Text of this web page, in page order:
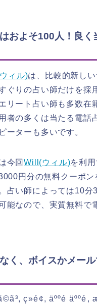
およそ100人！良く
ウィル)は、比較的新しい
ぐりの占い師だけを採
リート占い師も多数在
者の多くは当たる電話
ーターも多いです。
今回Will(ウィル)を利
円分の無料クーポン
占い師によっては10分
能なので、実質無料で
く、ボイスかメー